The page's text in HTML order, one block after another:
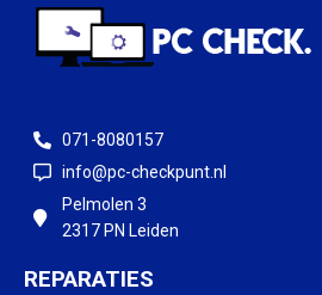
071-8080157
info@pc-checkpunt.nl
Pelmolen 3
2317 PN Leiden
REPARATIES